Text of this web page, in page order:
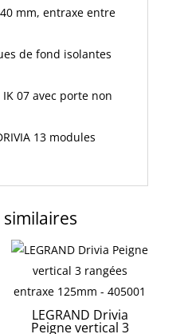
mm, entraxe entre
de fond isolantes
IK 07 avec porte non
13 modules
LEGRAND Drivia
Peigne vertical 3